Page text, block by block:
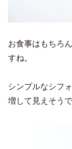
お食事はもちろ
すね。
シンプルなシフ
増して見えそうで